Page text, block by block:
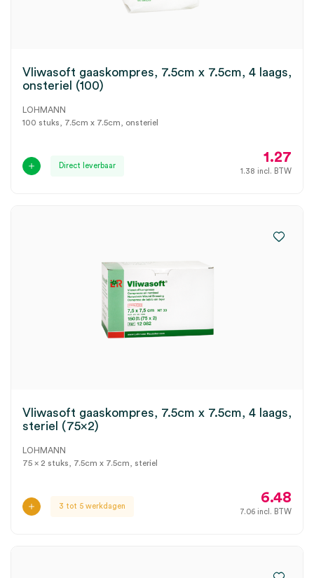
Vliwasoft gaaskompres, 7.5cm x 7.5cm, 4 laags,
onsteriel (100)
LOHMANN
100 stuks, 7.5cm x 7.5cm, onsteriel
Direct leverbaar
1.27
1.38 incl. BTW
Vliwasoft gaaskompres, 7.5cm x 7.5cm, 4 laags,
steriel (75×2)
LOHMANN
75 x 2 stuks, 7.5cm x 7.5cm, steriel
3 tot 5 werkdagen
6.48
7.06 incl. BTW